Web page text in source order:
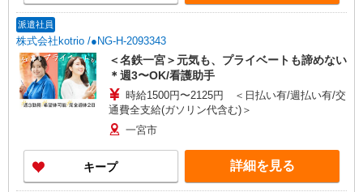
派遣社員
株式会社kotrio /●NG-H-2093343
＜名鉄一宮＞元気も、プライベートも諦めない
＊週3〜OK/看護助手
時給1500円〜2125円 ＜日払い有/週払い有/交
通費全支給(ガソリン代含む)＞
一宮市
キープ 詳細を見る